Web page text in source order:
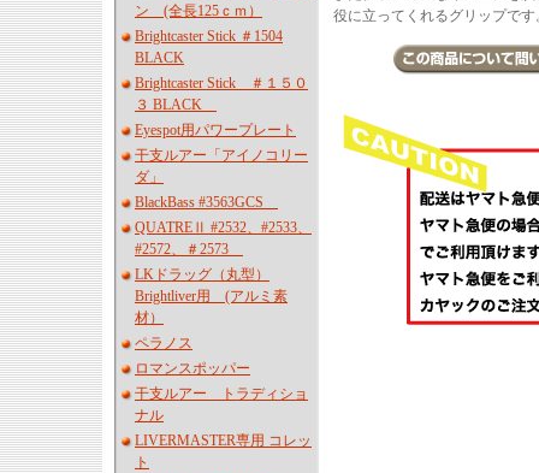
ン (全長125ｃｍ）
Brightcaster Stick ＃1504
BLACK
Brightcaster Stick ＃１５０
３ BLACK
Eyespot用パワープレート
干支ルアー「アイノコリー
ダ」
BlackBass #3563GCS
QUATREⅡ #2532、#2533、
#2572、＃2573
LKドラッグ（丸型）
Brightliver用 (アルミ素
材）
ペラノス
ロマンスポッパー
干支ルアー トラディショ
ナル
LIVERMASTER専用 コレッ
ト
役に立ってくれるグリップです